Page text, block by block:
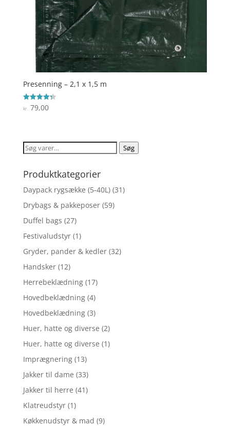
Presenning – 2,1 x 1,5 m
Vurderet
4.3
kr. 79,00
Søg
Søg
Produktkategorier
Daypack rygsække (5-40L) (31)
Drybags & pakkeposer (59)
Duffel bags (27)
Festivaludstyr (1)
Gryder, pander & kedler (32)
Handsker (12)
Herrebeklædning (17)
Hovedbeklædning (4)
Hovedbeklædning (3)
Huer, hatte og diverse (2)
Huer, hatte og diverse (1)
Imprægnering (13)
Jakker til dame (33)
Jakker til herre (41)
Klatreudstyr (1)
Køkkenudstyr & mad (9)